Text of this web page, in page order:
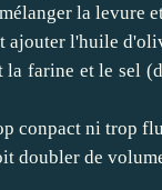
la levure
ajouter l'huile
farine et le sel
conpact ni trop
doubler de